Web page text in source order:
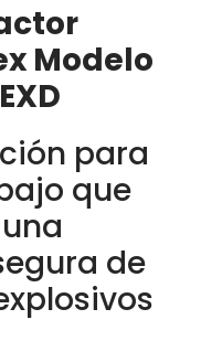
Modelo
para
que
de